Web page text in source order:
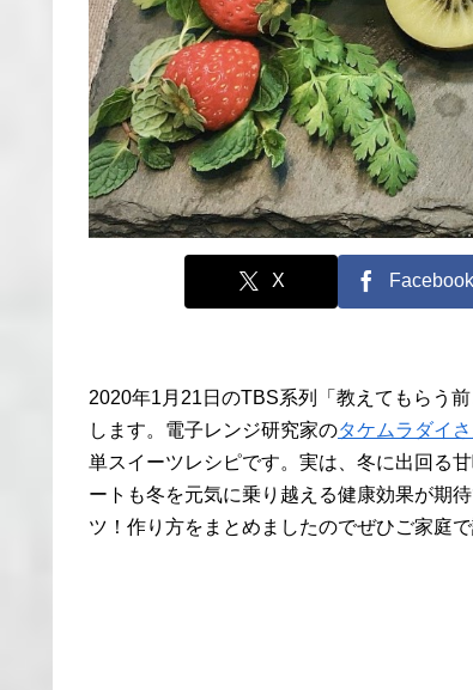
X Facebook
2020年1月21日のTBS系列「教えてもらう前
します。電子レンジ研究家のタケムラダイ
単スイーツレシピです。実は、冬に出回る
ートも冬を元気に乗り越える健康効果が期
ツ！作り方をまとめましたのでぜひご家庭